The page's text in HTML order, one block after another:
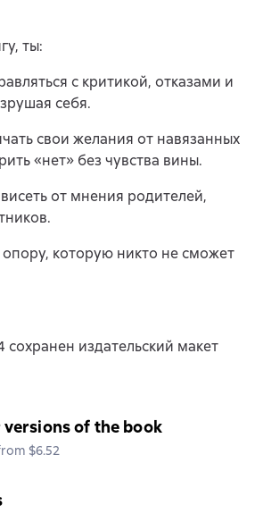
ты:
с критикой, отказами и
себя.
свои желания от навязанных
«нет» без чувства вины.
от мнения родителей,
которую никто не сможет
сохранен издательский макет
of the book
$6.52